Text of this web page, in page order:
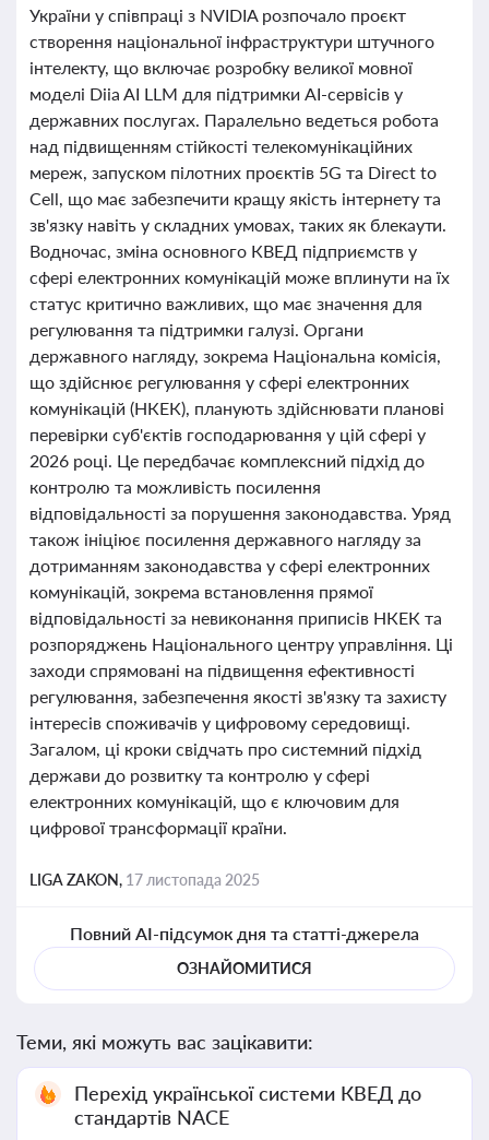
України у співпраці з NVIDIA розпочало проєкт
створення національної інфраструктури штучного
інтелекту, що включає розробку великої мовної
моделі Diia AI LLM для підтримки AI-сервісів у
державних послугах. Паралельно ведеться робота
над підвищенням стійкості телекомунікаційних
мереж, запуском пілотних проєктів 5G та Direct to
Cell, що має забезпечити кращу якість інтернету та
зв'язку навіть у складних умовах, таких як блекаути.
Водночас, зміна основного КВЕД підприємств у
сфері електронних комунікацій може вплинути на їх
статус критично важливих, що має значення для
регулювання та підтримки галузі. Органи
державного нагляду, зокрема Національна комісія,
що здійснює регулювання у сфері електронних
комунікацій (НКЕК), планують здійснювати планові
перевірки суб'єктів господарювання у цій сфері у
2026 році. Це передбачає комплексний підхід до
контролю та можливість посилення
відповідальності за порушення законодавства. Уряд
також ініціює посилення державного нагляду за
дотриманням законодавства у сфері електронних
комунікацій, зокрема встановлення прямої
відповідальності за невиконання приписів НКЕК та
розпоряджень Національного центру управління. Ці
заходи спрямовані на підвищення ефективності
регулювання, забезпечення якості зв'язку та захисту
інтересів споживачів у цифровому середовищі.
Загалом, ці кроки свідчать про системний підхід
держави до розвитку та контролю у сфері
електронних комунікацій, що є ключовим для
цифрової трансформації країни.
LIGA ZAKON, 17 листопада 2025
Повний AI-підсумок дня та статті-джерела
ОЗНАЙОМИТИСЯ
Теми, які можуть вас зацікавити:
Перехід української системи КВЕД до
стандартів NACE